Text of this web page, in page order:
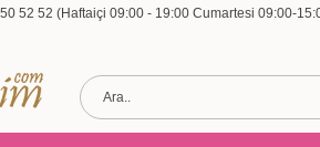
52 52 (Haftaiçi 09:00 - 19:00 Cumartesi 09:00-